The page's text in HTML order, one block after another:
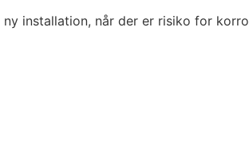
installation, når der er risiko for